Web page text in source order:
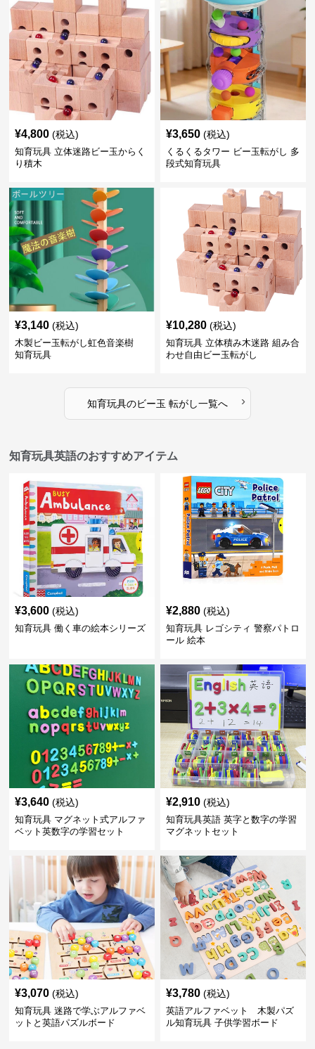
¥4,800 (税込)
知育玩具 立体迷路ビー玉からく
り積木
¥3,650 (税込)
くるくるタワー ビー玉転がし 多
段式知育玩具
¥3,140 (税込)
木製ビー玉転がし虹色音楽樹
知育玩具
¥10,280 (税込)
知育玩具 立体積み木迷路 組み合
わせ自由ビー玉転がし
知育玩具のビー玉 転がし一覧へ ›
知育玩具英語のおすすめアイテム
¥3,600 (税込)
知育玩具 働く車の絵本シリーズ
¥2,880 (税込)
知育玩具 レゴシティ 警察パトロ
ール 絵本
¥3,640 (税込)
知育玩具 マグネット式アルファ
ベット英数字の学習セット
¥2,910 (税込)
知育玩具英語 英字と数字の学習
マグネットセット
¥3,070 (税込)
知育玩具 迷路で学ぶアルファベ
ットと英語パズルボード
¥3,780 (税込)
英語アルファベット 木製パズ
ル知育玩具 子供学習ボード